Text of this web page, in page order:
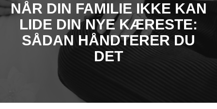
NÅR DIN FAMILIE IKKE KAN
LIDE DIN NYE KÆRESTE:
SÅDAN HÅNDTERER DU
DET